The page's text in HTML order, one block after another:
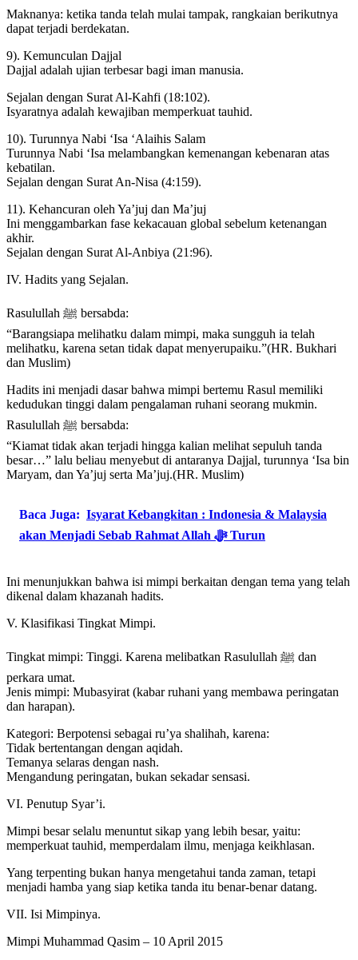
Maknanya: ketika tanda telah mulai tampak, rangkaian berikutnya
dapat terjadi berdekatan.
9). Kemunculan Dajjal
Dajjal adalah ujian terbesar bagi iman manusia.
Sejalan dengan Surat Al-Kahfi (18:102).
Isyaratnya adalah kewajiban memperkuat tauhid.
10). Turunnya Nabi ‘Isa ‘Alaihis Salam
Turunnya Nabi ‘Isa melambangkan kemenangan kebenaran atas
kebatilan.
Sejalan dengan Surat An-Nisa (4:159).
11). Kehancuran oleh Ya’juj dan Ma’juj
Ini menggambarkan fase kekacauan global sebelum ketenangan
akhir.
Sejalan dengan Surat Al-Anbiya (21:96).
IV. Hadits yang Sejalan.
Rasulullah ﷺ bersabda:
“Barangsiapa melihatku dalam mimpi, maka sungguh ia telah
melihatku, karena setan tidak dapat menyerupaiku.”(HR. Bukhari
dan Muslim)
Hadits ini menjadi dasar bahwa mimpi bertemu Rasul memiliki
kedudukan tinggi dalam pengalaman ruhani seorang mukmin.
Rasulullah ﷺ bersabda:
“Kiamat tidak akan terjadi hingga kalian melihat sepuluh tanda
besar…” lalu beliau menyebut di antaranya Dajjal, turunnya ‘Isa bin
Maryam, dan Ya’juj serta Ma’juj.(HR. Muslim)
Baca Juga: Isyarat Kebangkitan : Indonesia & Malaysia
akan Menjadi Sebab Rahmat Allah ﷻ Turun
Ini menunjukkan bahwa isi mimpi berkaitan dengan tema yang telah
dikenal dalam khazanah hadits.
V. Klasifikasi Tingkat Mimpi.
Tingkat mimpi: Tinggi. Karena melibatkan Rasulullah ﷺ dan
perkara umat.
Jenis mimpi: Mubasyirat (kabar ruhani yang membawa peringatan
dan harapan).
Kategori: Berpotensi sebagai ru’ya shalihah, karena:
Tidak bertentangan dengan aqidah.
Temanya selaras dengan nash.
Mengandung peringatan, bukan sekadar sensasi.
VI. Penutup Syar’i.
Mimpi besar selalu menuntut sikap yang lebih besar, yaitu:
memperkuat tauhid, memperdalam ilmu, menjaga keikhlasan.
Yang terpenting bukan hanya mengetahui tanda zaman, tetapi
menjadi hamba yang siap ketika tanda itu benar-benar datang.
VII. Isi Mimpinya.
Mimpi Muhammad Qasim – 10 April 2015